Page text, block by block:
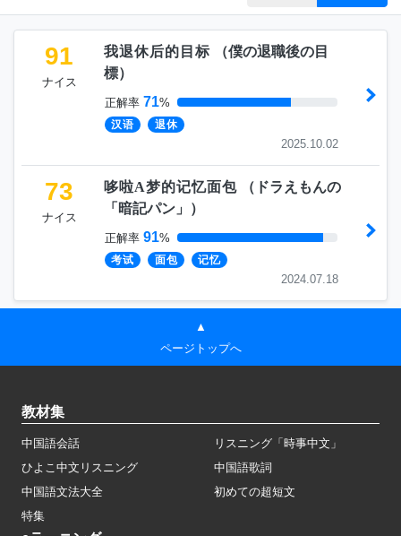
91
ナイス
我退休后的目标 （僕の退職後の目
標）
正解率 71%
汉语 退休
2025.10.02
73
ナイス
哆啦A梦的记忆面包 （ ドラえもんの
「暗記パン」
）
正解率 91%
考试 面包 记忆
2024.07.18
▲
ページトップへ
教材集
中国語会話
リスニング「時事中文」
ひよこ中文リスニング
中国語歌詞
中国語文法大全
初めての超短文
特集